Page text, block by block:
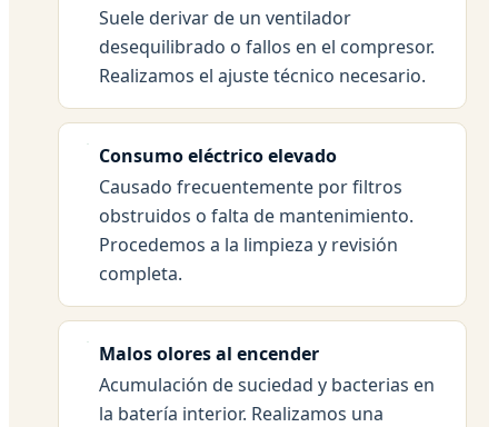
Suele derivar de un ventilador
desequilibrado o fallos en el compresor.
Realizamos el ajuste técnico necesario.
Consumo eléctrico elevado
Causado frecuentemente por filtros
obstruidos o falta de mantenimiento.
Procedemos a la limpieza y revisión
completa.
Malos olores al encender
Acumulación de suciedad y bacterias en
la batería interior. Realizamos una